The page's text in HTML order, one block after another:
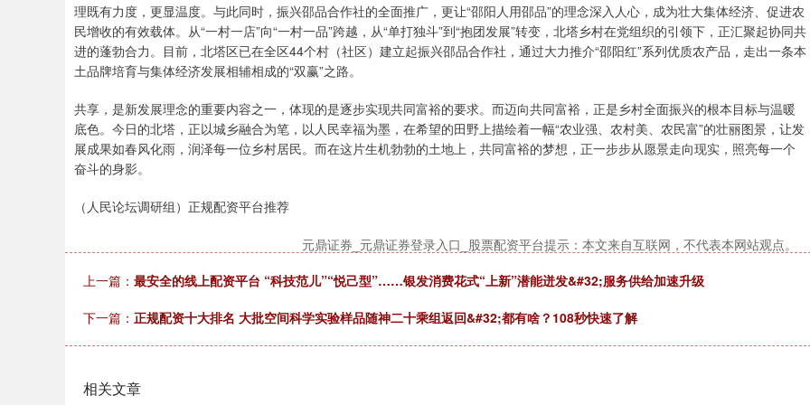
理既有力度，更显温度。与此同时，振兴邵品合作社的全面推广，更让“邵阳人用邵品”的理念深入人心，成为壮大集体经济、促进农
民增收的有效载体。从“一村一店”向“一村一品”跨越，从“单打独斗”到“抱团发展”转变，北塔乡村在党组织的引领下，正汇聚起协同共
进的蓬勃合力。目前，北塔区已在全区44个村（社区）建立起振兴邵品合作社，通过大力推介“邵阳红”系列优质农产品，走出一条本
土品牌培育与集体经济发展相辅相成的“双赢”之路。
共享，是新发展理念的重要内容之一，体现的是逐步实现共同富裕的要求。而迈向共同富裕，正是乡村全面振兴的根本目标与温暖
底色。今日的北塔，正以城乡融合为笔，以人民幸福为墨，在希望的田野上描绘着一幅“农业强、农村美、农民富”的壮丽图景，让发
展成果如春风化雨，润泽每一位乡村居民。而在这片生机勃勃的土地上，共同富裕的梦想，正一步步从愿景走向现实，照亮每一个
奋斗的身影。
（人民论坛调研组）正规配资平台推荐
元鼎证券_元鼎证券登录入口_股票配资平台提示：本文来自互联网，不代表本网站观点。
上一篇： 最安全的线上配资平台 “科技范儿”“悦己型”……银发消费花式“上新”潜能迸发&#32;服务供给加速升级
下一篇： 正规配资十大排名 大批空间科学实验样品随神二十乘组返回&#32;都有啥？108秒快速了解
相关文章